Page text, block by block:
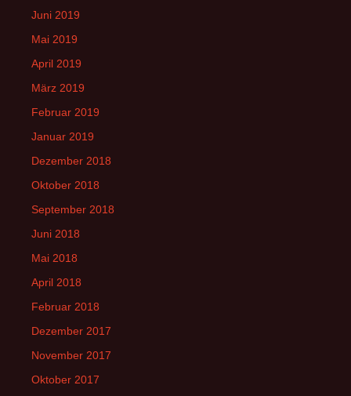
Juni 2019
Mai 2019
April 2019
März 2019
Februar 2019
Januar 2019
Dezember 2018
Oktober 2018
September 2018
Juni 2018
Mai 2018
April 2018
Februar 2018
Dezember 2017
November 2017
Oktober 2017